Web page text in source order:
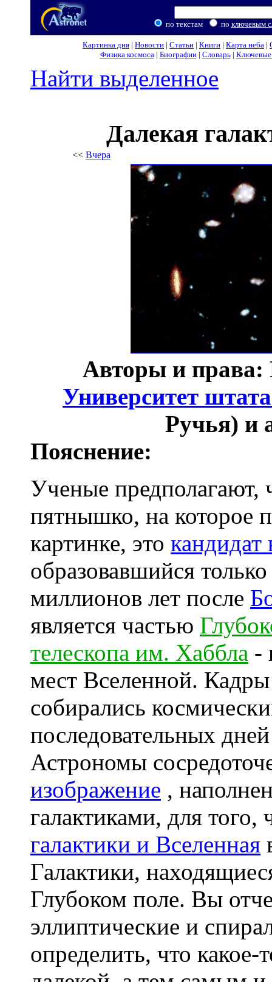
по текстам по ключевым
Картинка дня | Новости | Статьи | Книги | Карта неба |
Физика космоса| Биографии| Словарь| Ключевые
Найти выделенное
Далекая
<< Вчера
Авторы и
Университет
Ручья) и
Пояснение:
Ученые предполагают,
пятнышко, на которое
картинке, это кандидат
образовавшийся
миллионов лет после
является частью
телескопа им. Хаббла -
мест Вселенной.
собирались
последовательных
Астрономы
изображение ,
галактиками, для
галактики и Вселенная
Галактики,
Глубоком поле. Вы
эллиптические и
определить, что